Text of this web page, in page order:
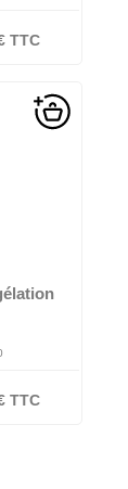
TTC
TTC
BPA:,